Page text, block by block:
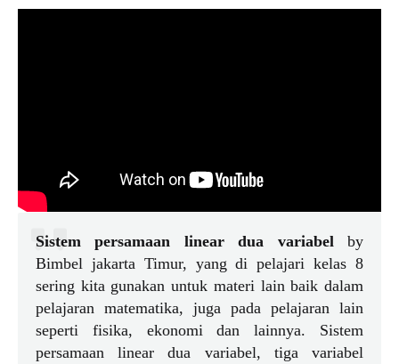
Sistem persamaan linear dua variabel by
Bimbel jakarta Timur, yang di pelajari kelas 8
sering kita gunakan untuk materi lain baik dalam
pelajaran matematika, juga pada pelajaran lain
seperti fisika, ekonomi dan lainnya. Sistem
persamaan linear dua variabel, tiga variabel